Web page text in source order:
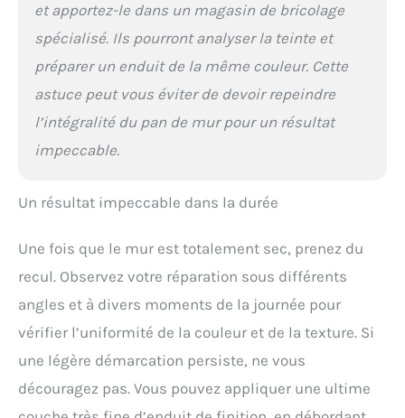
et apportez-le dans un magasin de bricolage
spécialisé. Ils pourront analyser la teinte et
préparer un enduit de la même couleur. Cette
astuce peut vous éviter de devoir repeindre
l’intégralité du pan de mur pour un résultat
impeccable.
Un résultat impeccable dans la durée
Une fois que le mur est totalement sec, prenez du
recul. Observez votre réparation sous différents
angles et à divers moments de la journée pour
vérifier l’uniformité de la couleur et de la texture. Si
une légère démarcation persiste, ne vous
découragez pas. Vous pouvez appliquer une ultime